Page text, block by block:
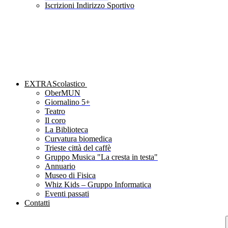
Iscrizioni Indirizzo Sportivo
EXTRAScolastico
OberMUN
Giornalino 5+
Teatro
Il coro
La Biblioteca
Curvatura biomedica
Trieste città del caffè
Gruppo Musica "La cresta in testa"
Annuario
Museo di Fisica
Whiz Kids – Gruppo Informatica
Eventi passati
Contatti